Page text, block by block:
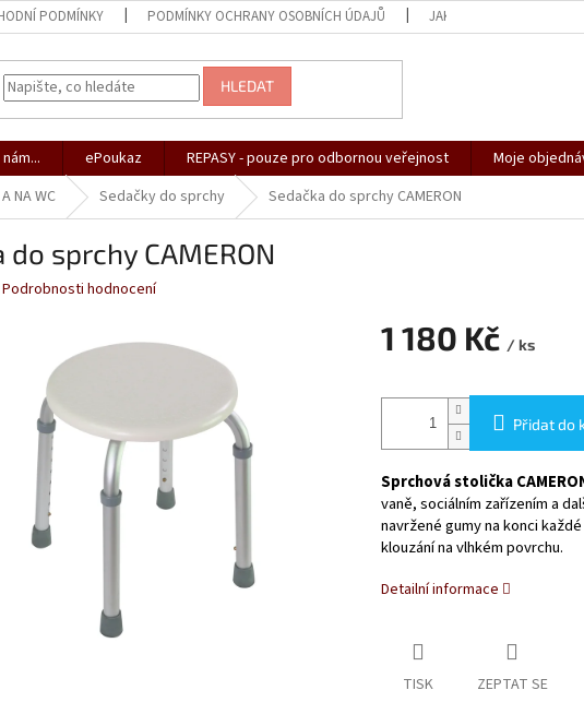
PODMÍNKY PODMÍNKY OCHRANY OSOBNÍCH ÚDAJŮ JAK NAKUPOVAT
HLEDAT
ePoukaz REPASY - pouze pro odbornou veřejnost
Moje
NA WC Sedačky do sprchy Sedačka do sprchy CAMERON
do sprchy CAMERON
Podrobnosti hodnocení
1 180 Kč / ks
cena:
Přidat do
Sprchová stolička
vaně, sociálním zařízením a
navržené gumy na konci
klouzání na vlhkém povrchu.
Detailní informace
TISK ZEPTAT SE